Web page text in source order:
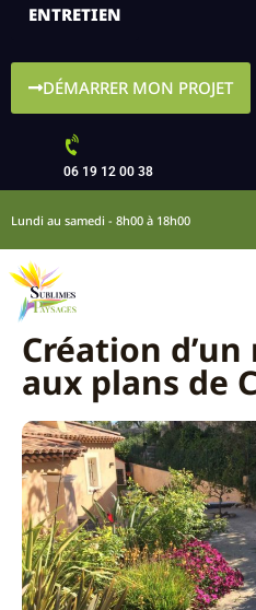
ENTRETIEN
DÉMARRER MON PROJET
06 19 12 00 38
Lundi au samedi - 8h00 à 18h00
Création
aux plans de